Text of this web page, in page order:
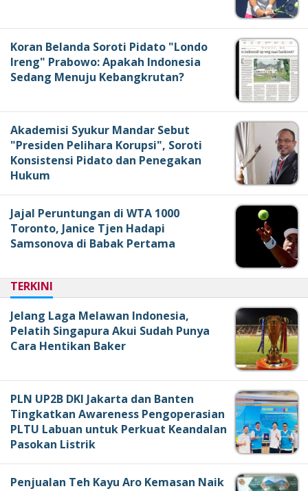
Koran Belanda Soroti Pidato "Londo
Ireng" Prabowo: Apakah Indonesia
Sedang Menuju Kebangkrutan?
Akademisi Syukur Mandar Sebut
"Presiden Pelihara Korupsi", Soroti
Konsistensi Pidato dan Penegakan
Hukum
Jajal Peruntungan di WTA 1000
Toronto, Janice Tjen Hadapi
Samsonova di Babak Pertama
TERKINI
Jelang Laga Melawan Indonesia,
Pelatih Singapura Akui Sudah Punya
Cara Hentikan Baker
PLN UP2B DKI Jakarta dan Banten
Tingkatkan Awareness Pengoperasian
PLTU Labuan untuk Perkuat Keandalan
Pasokan Listrik
Penjualan Teh Kayu Aro Kemasan Naik